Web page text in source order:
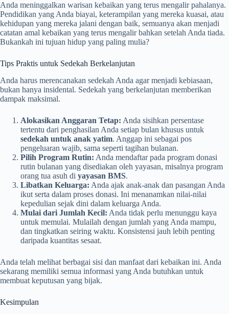
Anda meninggalkan warisan kebaikan yang terus mengalir pahalanya.
Pendidikan yang Anda biayai, keterampilan yang mereka kuasai, atau
kehidupan yang mereka jalani dengan baik, semuanya akan menjadi
catatan amal kebaikan yang terus mengalir bahkan setelah Anda tiada.
Bukankah ini tujuan hidup yang paling mulia?
Tips Praktis untuk Sedekah Berkelanjutan
Anda harus merencanakan sedekah Anda agar menjadi kebiasaan,
bukan hanya insidental. Sedekah yang berkelanjutan memberikan
dampak maksimal.
Alokasikan Anggaran Tetap: Anda sisihkan persentase
tertentu dari penghasilan Anda setiap bulan khusus untuk
sedekah untuk anak yatim. Anggap ini sebagai pos
pengeluaran wajib, sama seperti tagihan bulanan.
Pilih Program Rutin: Anda mendaftar pada program donasi
rutin bulanan yang disediakan oleh yayasan, misalnya program
orang tua asuh di yayasan BMS.
Libatkan Keluarga: Anda ajak anak-anak dan pasangan Anda
ikut serta dalam proses donasi. Ini menanamkan nilai-nilai
kepedulian sejak dini dalam keluarga Anda.
Mulai dari Jumlah Kecil: Anda tidak perlu menunggu kaya
untuk memulai. Mulailah dengan jumlah yang Anda mampu,
dan tingkatkan seiring waktu. Konsistensi jauh lebih penting
daripada kuantitas sesaat.
Anda telah melihat berbagai sisi dan manfaat dari kebaikan ini. Anda
sekarang memiliki semua informasi yang Anda butuhkan untuk
membuat keputusan yang bijak.
Kesimpulan